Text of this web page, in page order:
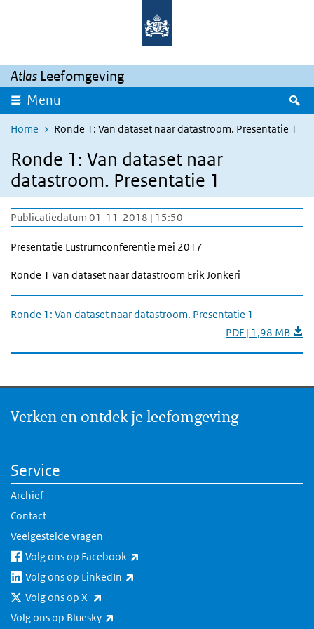
Overslaan en naar de inhoud gaan
Atlas Leefomgeving
Menu
Home Ronde 1: Van dataset naar datastroom. Presentatie 1
Ronde 1: Van dataset naar
datastroom. Presentatie 1
Publicatiedatum 01-11-2018 | 15:50
Presentatie Lustrumconferentie mei 2017
Ronde 1 Van dataset naar datastroom Erik Jonkeri
Ronde 1: Van dataset naar datastroom. Presentatie 1
PDF | 1,98 MB
Verken en ontdek je leefomgeving
Service
Archief
Contact
Veelgestelde vragen
Volg ons op Facebook
Volg ons op LinkedIn
Volg ons op X
Volg ons op Bluesky